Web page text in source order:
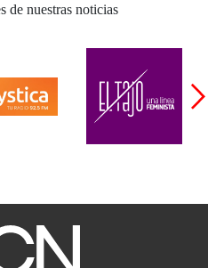
de nuestras noticias